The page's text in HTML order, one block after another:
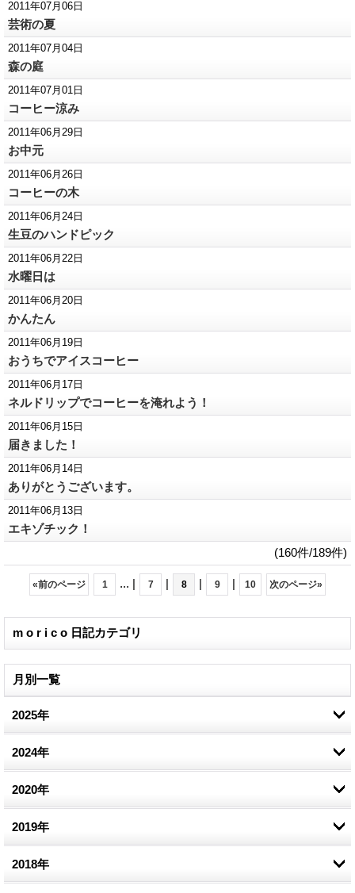
2011年07月06日
芸術の夏
2011年07月04日
森の庭
2011年07月01日
コーヒー涼み
2011年06月29日
お中元
2011年06月26日
コーヒーの木
2011年06月24日
生豆のハンドピック
2011年06月22日
水曜日は
2011年06月20日
かんたん
2011年06月19日
おうちでアイスコーヒー
2011年06月17日
ネルドリップでコーヒーを淹れよう！
2011年06月15日
届きました！
2011年06月14日
ありがとうございます。
2011年06月13日
エキゾチック！
(160件/189件)
«前のページ 1 ... | 7 | 8 | 9 | 10 次のページ»
m o r i c o 日記カテゴリ
月別一覧
2025年
1月 (1)
2024年
11月 (1)
10月 (1)
7月 (1)
2020年
9月 (1)
2019年
3月 (2)
2018年